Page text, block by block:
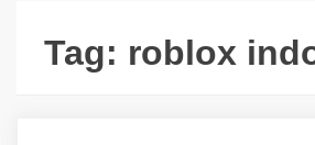
Tag: roblox